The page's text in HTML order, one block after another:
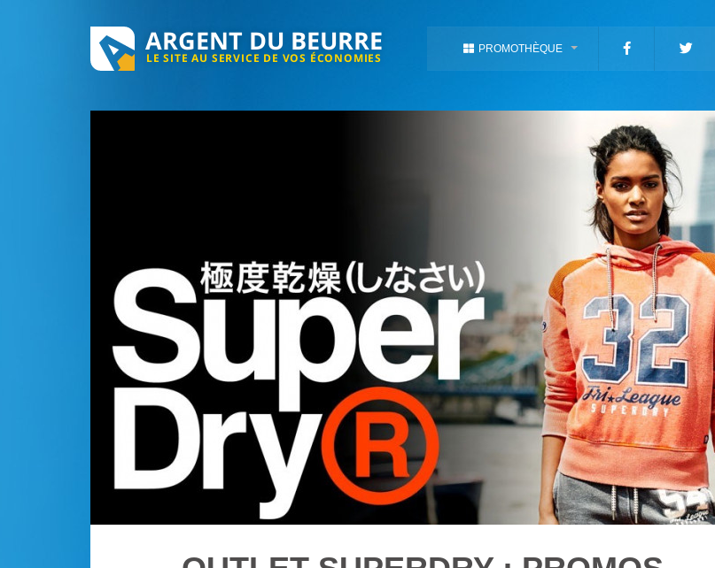
ARGENT DU BEURRE
LE SITE AU SERVICE DE VOS ÉCONOMIES
PROMOTHÈQUE